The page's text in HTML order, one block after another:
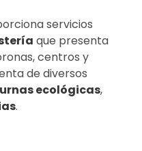
servicios
que presenta
centros y
de diversos
urnas ecológicas,
.